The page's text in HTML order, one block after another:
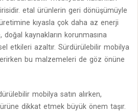
etal ürünlerin geri dönüşümüyle
kıyasla çok daha az enerji
kaynakların korunmasına
etkileri azaltır. Sürdürülebilir mobilya
bu malzemeleri de göz önüne
mobilya satın alırken,
dikkat etmek büyük önem taşır.